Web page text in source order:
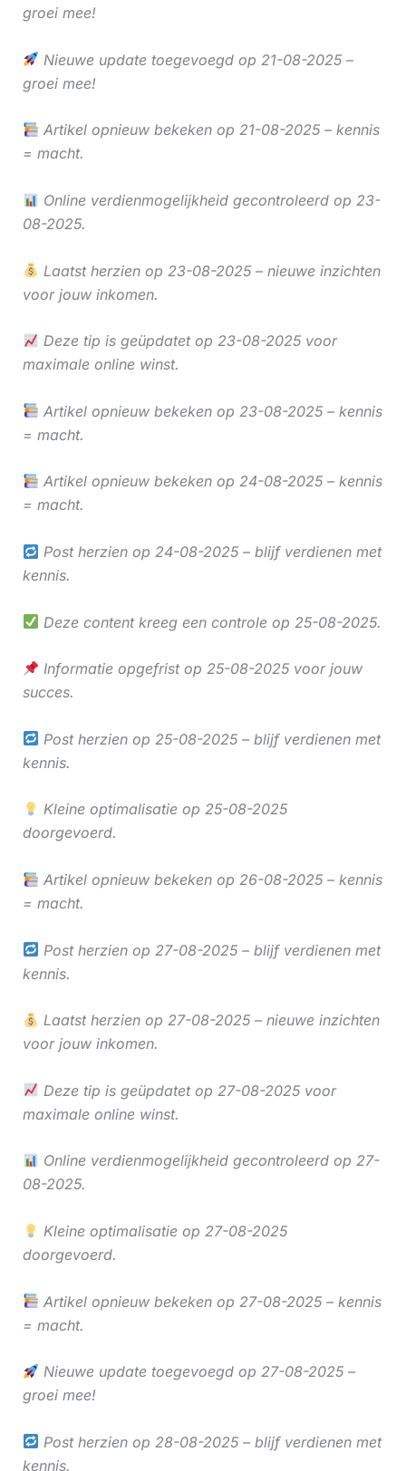
groei mee!
Nieuwe update toegevoegd op 21-08-2025 –
groei mee!
Artikel opnieuw bekeken op 21-08-2025 – kennis
= macht.
Online verdienmogelijkheid gecontroleerd op 23-
08-2025.
Laatst herzien op 23-08-2025 – nieuwe inzichten
voor jouw inkomen.
Deze tip is geüpdatet op 23-08-2025 voor
maximale online winst.
Artikel opnieuw bekeken op 23-08-2025 – kennis
= macht.
Artikel opnieuw bekeken op 24-08-2025 – kennis
= macht.
Post herzien op 24-08-2025 – blijf verdienen met
kennis.
Deze content kreeg een controle op 25-08-2025.
Informatie opgefrist op 25-08-2025 voor jouw
succes.
Post herzien op 25-08-2025 – blijf verdienen met
kennis.
Kleine optimalisatie op 25-08-2025
doorgevoerd.
Artikel opnieuw bekeken op 26-08-2025 – kennis
= macht.
Post herzien op 27-08-2025 – blijf verdienen met
kennis.
Laatst herzien op 27-08-2025 – nieuwe inzichten
voor jouw inkomen.
Deze tip is geüpdatet op 27-08-2025 voor
maximale online winst.
Online verdienmogelijkheid gecontroleerd op 27-
08-2025.
Kleine optimalisatie op 27-08-2025
doorgevoerd.
Artikel opnieuw bekeken op 27-08-2025 – kennis
= macht.
Nieuwe update toegevoegd op 27-08-2025 –
groei mee!
Post herzien op 28-08-2025 – blijf verdienen met
kennis.